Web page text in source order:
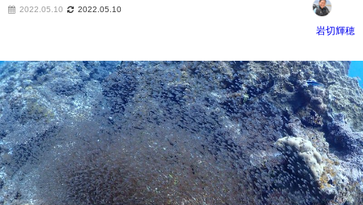
2022.05.10 2022.05.10
岩切輝穂